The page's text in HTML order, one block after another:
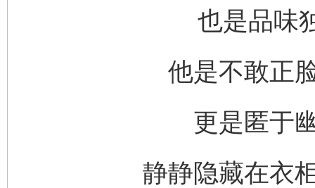
也是品味
他是不敢正
更是匿于
静静隐藏在衣